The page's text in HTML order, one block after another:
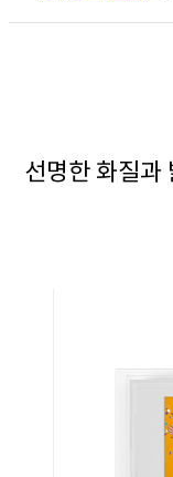
선명한 화질과